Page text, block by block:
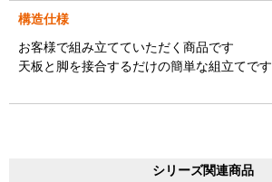
構造仕様
お客様で組み立てていただく商品です
天板と脚を接合するだけの簡単な組立てです
シリーズ関連商品